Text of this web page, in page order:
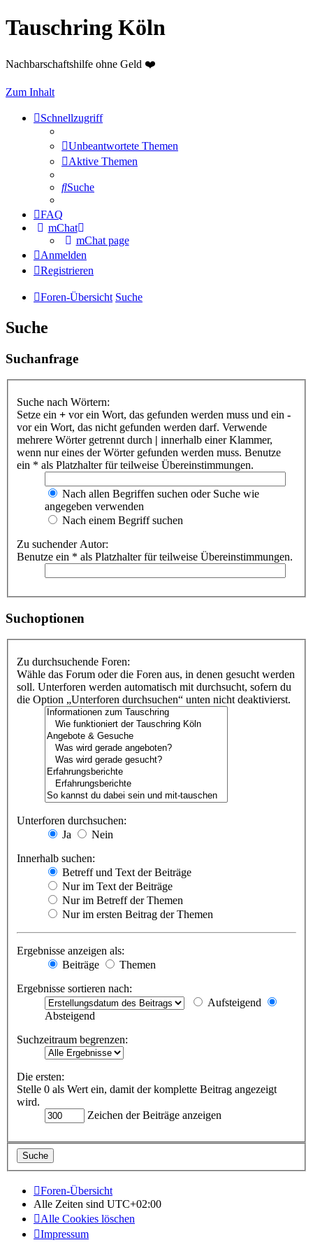
Tauschring Köln
Nachbarschaftshilfe ohne Geld ❤️
Zum Inhalt
Schnellzugriff
Unbeantwortete Themen
Aktive Themen
Suche
FAQ
mChat
mChat page
Anmelden
Registrieren
Foren-Übersicht Suche
Suche
Suchanfrage
Suche nach Wörtern:
Setze ein + vor ein Wort, das gefunden werden muss und ein -
vor ein Wort, das nicht gefunden werden darf. Verwende
mehrere Wörter getrennt durch | innerhalb einer Klammer,
wenn nur eines der Wörter gefunden werden muss. Benutze
ein * als Platzhalter für teilweise Übereinstimmungen.
Nach allen Begriffen suchen oder Suche wie
angegeben verwenden
Nach einem Begriff suchen
Zu suchender Autor:
Benutze ein * als Platzhalter für teilweise Übereinstimmungen.
Suchoptionen
Zu durchsuchende Foren:
Wähle das Forum oder die Foren aus, in denen gesucht werden
soll. Unterforen werden automatisch mit durchsucht, sofern du
die Option „Unterforen durchsuchen“ unten nicht deaktivierst.
Unterforen durchsuchen:
Ja
Nein
Innerhalb suchen:
Betreff und Text der Beiträge
Nur im Text der Beiträge
Nur im Betreff der Themen
Nur im ersten Beitrag der Themen
Ergebnisse anzeigen als:
Beiträge
Themen
Ergebnisse sortieren nach:
Aufsteigend
Absteigend
Suchzeitraum begrenzen:
Die ersten:
Stelle 0 als Wert ein, damit der komplette Beitrag angezeigt
wird.
Zeichen der Beiträge anzeigen
Foren-Übersicht
Alle Zeiten sind UTC+02:00
Alle Cookies löschen
Impressum